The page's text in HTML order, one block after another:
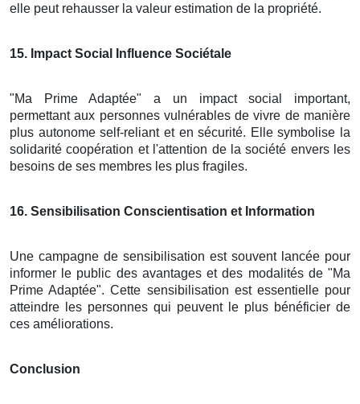
elle peut rehausser la valeur estimation de la propriété.
15. Impact Social Influence Sociétale
"Ma Prime Adaptée" a un impact social important,
permettant aux personnes vulnérables de vivre de manière
plus autonome self-reliant et en sécurité. Elle symbolise la
solidarité coopération et l'attention de la société envers les
besoins de ses membres les plus fragiles.
16. Sensibilisation Conscientisation et Information
Une campagne de sensibilisation est souvent lancée pour
informer le public des avantages et des modalités de "Ma
Prime Adaptée". Cette sensibilisation est essentielle pour
atteindre les personnes qui peuvent le plus bénéficier de
ces améliorations.
Conclusion